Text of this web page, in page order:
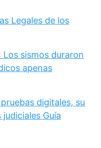
Legales de los
sismos duraron
apenas
digitales, su
Guía